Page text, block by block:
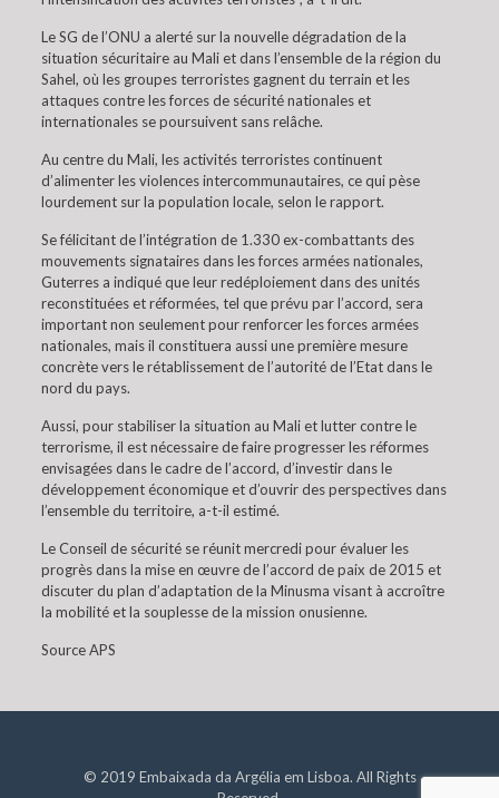
Le SG de l’ONU a alerté sur la nouvelle dégradation de la
situation sécuritaire au Mali et dans l’ensemble de la région du
Sahel, où les groupes terroristes gagnent du terrain et les
attaques contre les forces de sécurité nationales et
internationales se poursuivent sans relâche.
Au centre du Mali, les activités terroristes continuent
d’alimenter les violences intercommunautaires, ce qui pèse
lourdement sur la population locale, selon le rapport.
Se félicitant de l’intégration de 1.330 ex-combattants des
mouvements signataires dans les forces armées nationales,
Guterres a indiqué que leur redéploiement dans des unités
reconstituées et réformées, tel que prévu par l’accord, sera
important non seulement pour renforcer les forces armées
nationales, mais il constituera aussi une première mesure
concrète vers le rétablissement de l’autorité de l’Etat dans le
nord du pays.
Aussi, pour stabiliser la situation au Mali et lutter contre le
terrorisme, il est nécessaire de faire progresser les réformes
envisagées dans le cadre de l’accord, d’investir dans le
développement économique et d’ouvrir des perspectives dans
l’ensemble du territoire, a-t-il estimé.
Le Conseil de sécurité se réunit mercredi pour évaluer les
progrès dans la mise en œuvre de l’accord de paix de 2015 et
discuter du plan d’adaptation de la Minusma visant à accroître
la mobilité et la souplesse de la mission onusienne.
Source APS
© 2019 Embaixada da Argélia em Lisboa. All Rights